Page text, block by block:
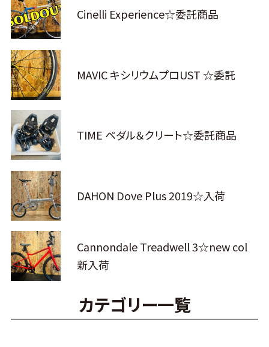
Cinelli Experience☆委託商品
MAVIC キシリウムプロUST ☆委託
TIME ペダル＆クリート☆委託商品
DAHON Dove Plus 2019☆入荷
Cannondale Treadwell 3☆new col
新入荷
カテゴリー一覧